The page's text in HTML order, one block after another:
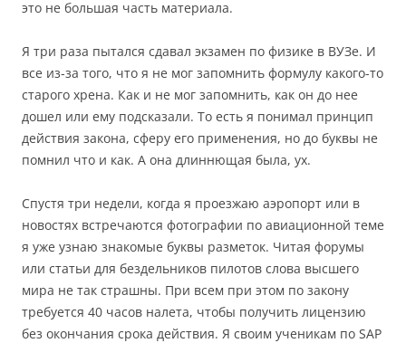
это не большая часть материала.
Я три раза пытался сдавал экзамен по физике в ВУЗе. И
все из-за того, что я не мог запомнить формулу какого-то
старого хрена. Как и не мог запомнить, как он до нее
дошел или ему подсказали. То есть я понимал принцип
действия закона, сферу его применения, но до буквы не
помнил что и как. А она длиннющая была, ух.
Спустя три недели, когда я проезжаю аэропорт или в
новостях встречаются фотографии по авиационной теме
я уже узнаю знакомые буквы разметок. Читая форумы
или статьи для бездельников пилотов слова высшего
мира не так страшны. При всем при этом по закону
требуется 40 часов налета, чтобы получить лицензию
без окончания срока действия. Я своим ученикам по SAP